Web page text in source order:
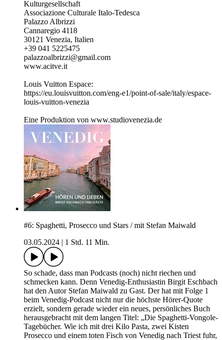
Kulturgesellschaft
Associazione Culturale Italo-Tedesca
Palazzo Albrizzi
Cannaregio 4118
30121 Venezia, Italien
+39 041 5225475
palazzoalbrizzi@gmail.com
www.acitve.it
Louis Vuitton Espace:
https://eu.louisvuitton.com/eng-e1/point-of-sale/italy/espace-
louis-vuitton-venezia
Eine Produktion von www.studiovenezia.de
#6: Spaghetti, Prosecco und Stars / mit Stefan Maiwald
03.05.2024
1 Std. 11 Min.
So schade, dass man Podcasts (noch) nicht riechen und
schmecken kann. Denn Venedig-Enthusiastin Birgit Eschbach
hat den Autor Stefan Maiwald zu Gast. Der hat mit Folge 1
beim Venedig-Podcast nicht nur die höchste Hörer-Quote
erzielt, sondern gerade wieder ein neues, persönliches Buch
herausgebracht mit dem langen Titel: „Die Spaghetti-Vongole-
Tagebücher. Wie ich mit drei Kilo Pasta, zwei Kisten
Prosecco und einem toten Fisch von Venedig nach Triest fuhr,